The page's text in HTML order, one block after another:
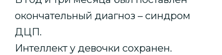
окончательный диагноз – синдром
ДЦП.
Интеллект у девочки сохранен.